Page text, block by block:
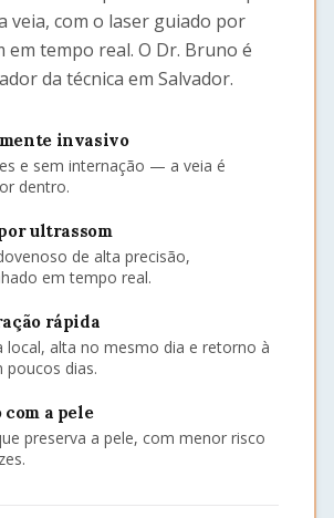
veia, com o laser guiado por
em tempo real. O Dr. Bruno é
da técnica em Salvador.
invasivo
e sem internação — a veia é
dentro.
ultrassom
de alta precisão,
em tempo real.
rápida
local, alta no mesmo dia e retorno à
poucos dias.
com a pele
preserva a pele, com menor risco